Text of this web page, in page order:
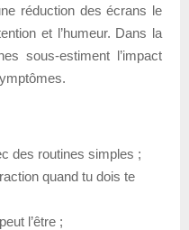
réduction des écrans le
et l’humeur. Dans la
sous-estiment l’impact
des routines simples ;
quand tu dois te
l’être ;